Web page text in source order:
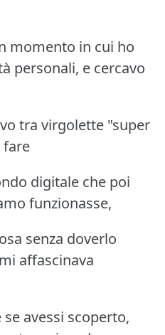
momento in cui ho
personali, e cercavo
tra virgolette "super
fare
digitale che poi
funzionasse,
senza doverlo
affascinava
avessi scoperto,